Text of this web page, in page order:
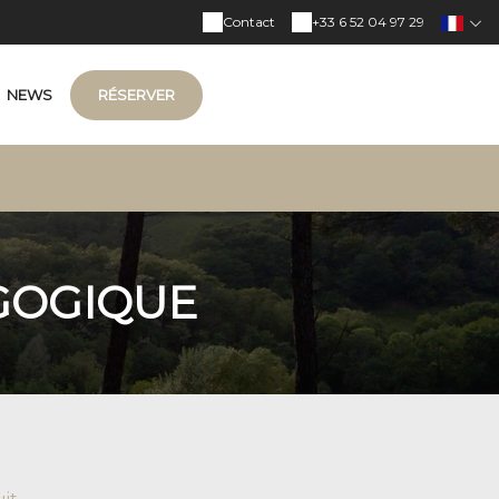
+33 6 52 04 97 29
Contact
NEWS RÉSERVER